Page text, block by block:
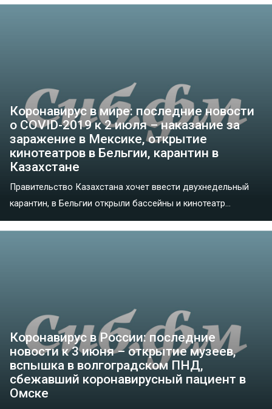
Коронавирус в мире: последние новости
о COVID-2019 к 2 июля – наказание за
заражение в Мексике, открытие
кинотеатров в Бельгии, карантин в
Казахстане
Правительство Казахстана хочет ввести двухнедельный
карантин, в Бельгии открыли бассейны и кинотеатр...
Коронавирус в России: последние
новости к 3 июня – открытие музеев,
вспышка в волгоградском ПНД,
сбежавший коронавирусный пациент в
Омске